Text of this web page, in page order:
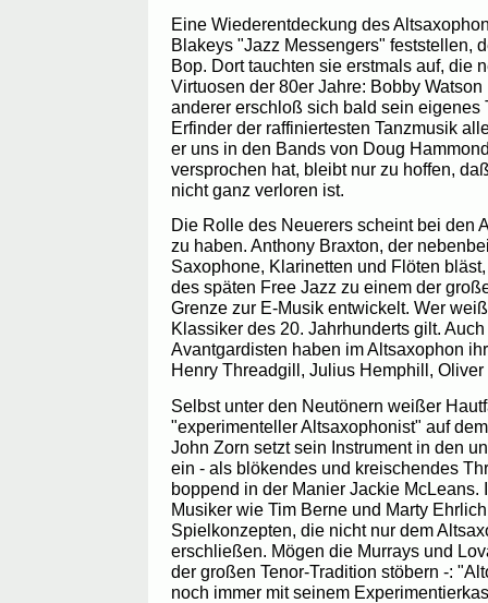
Eine Wiederentdeckung des
Blakeys "Jazz Messengers" feststellen,
Bop. Dort tauchten sie erstmals auf, die
Virtuosen der 80er Jahre: Bobby
anderer erschloß sich bald sein eigenes
Erfinder der raffiniertesten Tanzmusik
er uns in den Bands von Doug
versprochen hat, bleibt nur zu hoffen,
nicht ganz verloren ist.
Die Rolle des Neuerers scheint bei den
zu haben. Anthony Braxton, der
Saxophone, Klarinetten und Flöten
des späten Free Jazz zu einem der
Grenze zur E-Musik entwickelt. Wer
Klassiker des 20. Jahrhunderts gilt.
Avantgardisten haben im Altsaxophon
Henry Threadgill, Julius Hemphill,
Selbst unter den Neutönern weißer
"experimenteller Altsaxophonist" auf
John Zorn setzt sein Instrument in den
ein - als blökendes und kreischendes
boppend in der Manier Jackie McLeans.
Musiker wie Tim Berne und Marty
Spielkonzepten, die nicht nur dem
erschließen. Mögen die Murrays und
der großen Tenor-Tradition stöbern -:
noch immer mit seinem